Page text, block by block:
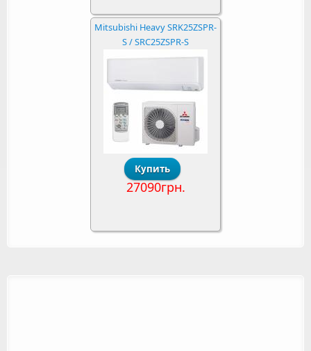
Mitsubishi Heavy SRK25ZSPR-
S / SRC25ZSPR-S
27090грн.